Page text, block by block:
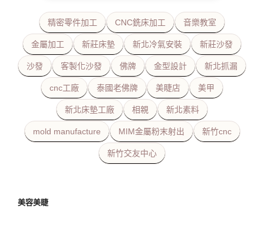
精密零件加工 CNC銑床加工 音樂教室
金屬加工 新莊床墊 新北冷氣安裝 新莊沙發
沙發 客製化沙發 佛牌 金型設計 新北抓漏
cnc工廠 泰國老佛牌 美睫店 美甲
新北床墊工廠 相親 新北素料
mold manufacture MIM金屬粉末射出 新竹cnc
新竹交友中心
美容美睫